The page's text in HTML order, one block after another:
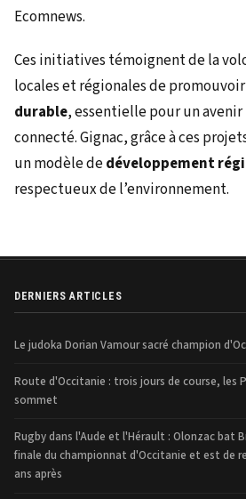
Ecomnews.
Ces initiatives témoignent de la
locales et régionales de
durable, essentielle pour un
connecté. Gignac, grâce à ces
un modèle dedéveloppement
respectueux de l’environnement.
DERNIERS ARTICLES
Le judoka Dorian Vamour sacré champion
Route d'Occitanie : trois jours de course, les
sommet
Rugby dans l'Aude et l'Hérault : Olonzac bat
finale du championnat d'Occitanie et est de
ans après